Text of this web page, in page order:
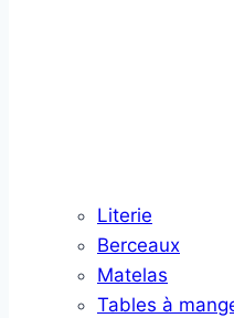
Literie
Berceaux
Matelas
Tables à